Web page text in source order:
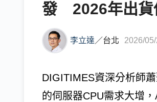
發 2026年出貨
李立達 ／台北 2026/05/
DIGITIMES資深分析師
的伺服器CPU需求大增